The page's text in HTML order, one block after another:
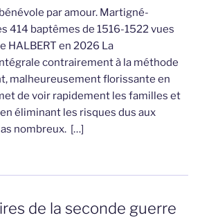
par amour. Martigné-
414 baptêmes de 1516-1522 vues
HALBERT en 2026 La
contrairement à la méthode
malheureusement florissante en
de voir rapidement les familles et
éliminant les risques dus aux
nombreux. […]
de la seconde guerre